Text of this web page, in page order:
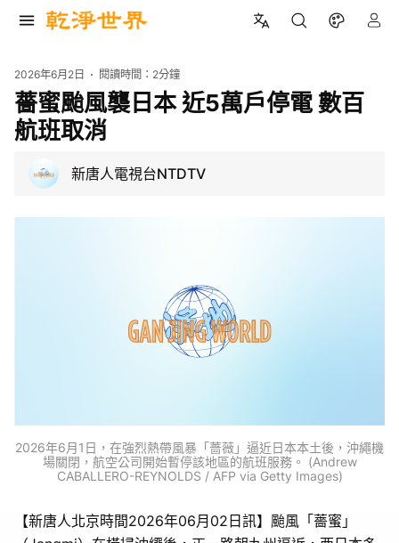
2026年6月2日 閱讀時間： 2分鐘
薔蜜颱風襲日本 近5萬戶停電 數百
航班取消
新唐人電視台NTDTV
2026年6月1日，在強烈熱帶風暴「薔薇」逼近日本本土後，沖繩機
場關閉，航空公司開始暫停該地區的航班服務。 (Andrew
CABALLERO-REYNOLDS / AFP via Getty Images)
【新唐人北京時間2026年06月02日訊】颱風「薔蜜」